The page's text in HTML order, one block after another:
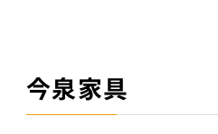
今泉家具